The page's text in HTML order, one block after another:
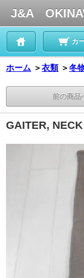
J&A
カ
ホーム ＞衣類 ＞冬
前の商品
GAITER, NECK